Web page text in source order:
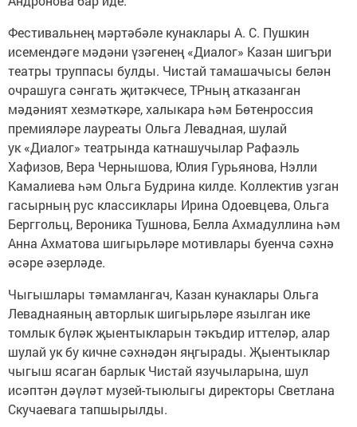
Фестивальнең мәртәбәле кунаклары А. С. Пушкин
исемендәге мәдәни үзәгенең «Диалог» Казан шигъри
театры труппасы булды. Чистай тамашачысы белән
очрашуга сәнгать җитәкчесе, ТРның атказанган
мәдәният хезмәткәре, халыкара һәм Бөтенроссия
премияләре лауреаты Ольга Левадная, шулай
ук «Диалог» театрында катнашучылар Рафаэль
Хафизов, Вера Чернышова, Юлия Гурьянова, Нэлли
Камалиева һәм Ольга Будрина килде. Коллектив узган
гасырның рус классиклары Ирина Одоевцева, Ольга
Берггольц, Вероника Тушнова, Белла Ахмадуллина һәм
Анна Ахматова шигырьләре мотивлары буенча сәхнә
әсәре әзерләде.
Чыгышлары тәмамлангач, Казан кунаклары Ольга
Леваднаяның авторлык шигырьләре язылган ике
томлык бүләк җыентыкларын тәкъдир иттеләр, алар
шулай ук бу кичне сәхнәдән яңгырады. Җыентыклар
чыгыш ясаган барлык Чистай язучыларына, шул
исәптән дәүләт музей-тыюлыгы директоры Светлана
Скучаевага тапшырылды.